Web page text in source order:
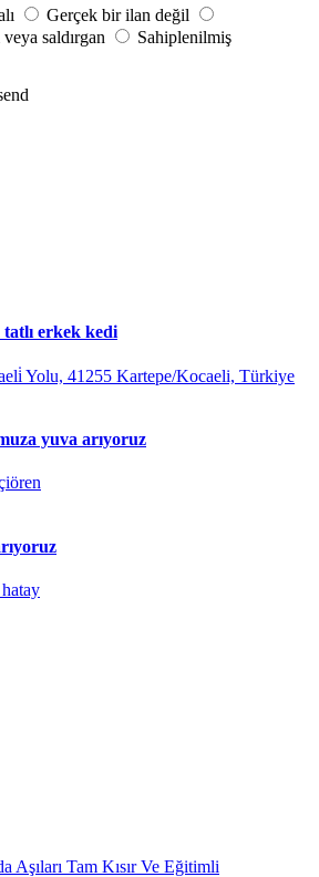
Gerçek bir ilan değil
veya saldırgan
Sahiplenilmiş
tatlı erkek kedi
Yolu, 41255 Kartepe/Kocaeli, Türkiye
yuva arıyoruz
Aşıları Tam Kısır Ve Eğitimli